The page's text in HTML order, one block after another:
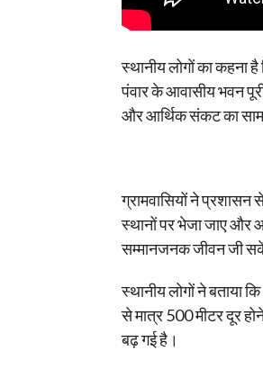
स्थानीय लोगों का कहना
पंवार के आवासीय भवन
और आर्थिक संकट का
ग्रामवासियों ने प्रशासन
स्थानों पर भेजा जाए और
सम्मानजनक जीवन जी
स्थानीय लोगों ने बताया
से मात्र 500 मीटर दूर
बढ़ गई है।